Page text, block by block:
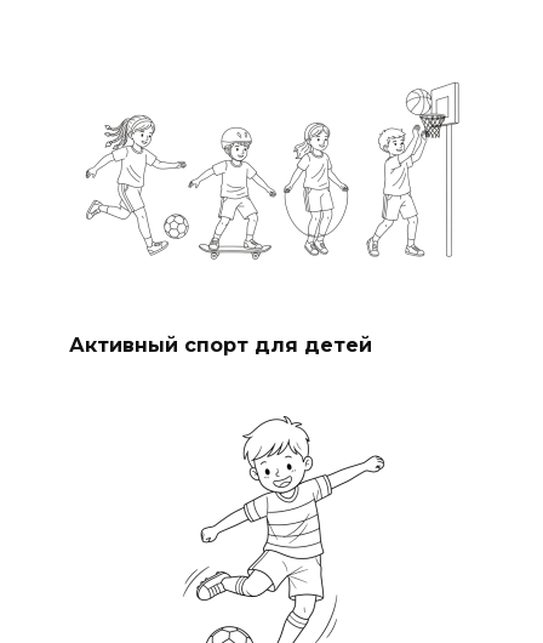
Активный спорт для детей